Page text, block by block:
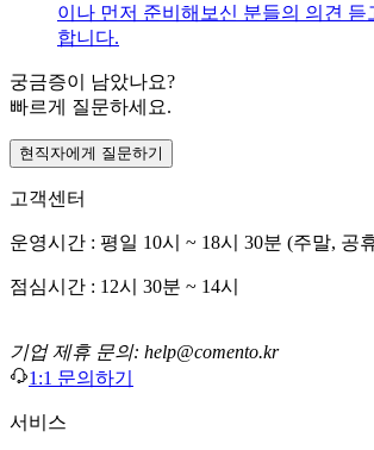
이나 먼저 준비해보신 분들의 의견 듣
합니다.
궁금증이 남았나요?
빠르게 질문하세요.
현직자에게 질문하기
고객센터
운영시간 : 평일 10시 ~ 18시 30분 (주말, 공
점심시간 : 12시 30분 ~ 14시
기업 제휴 문의: help@comento.kr
1:1 문의하기
서비스